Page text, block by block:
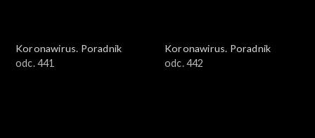
Koronawirus. Poradnik
odc. 441
Koronawirus. Poradnik
odc. 442